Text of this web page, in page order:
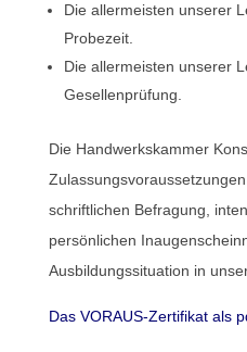
Die allermeisten unserer
Probezeit.
Die allermeisten unserer
Gesellenprüfung.
Die Handwerkskammer
schriftlichen Befragung,
persönlichen
Ausbildungssituation in
Das VORAUS-Zertifikat als